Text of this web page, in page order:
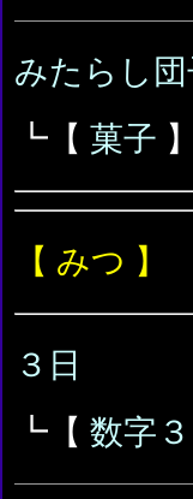
みたらし団
┗【 菓子 】
【 みつ 】
３日
┗【 数字３